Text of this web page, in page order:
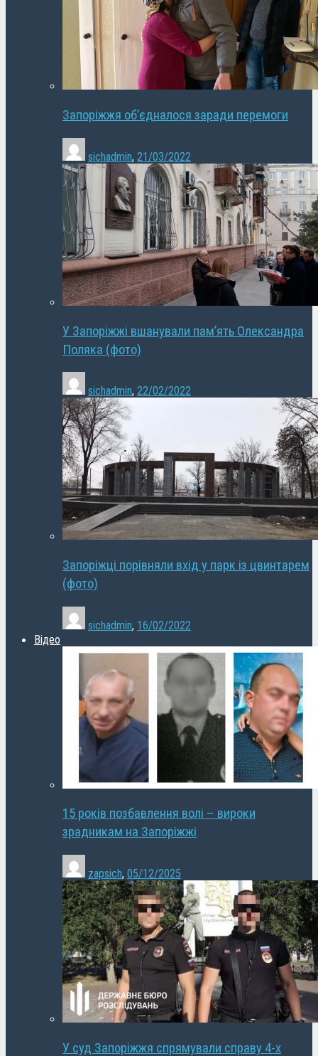
Запоріжжя об’єдналося заради перемоги
sichadmin, 21/03/2022
У Запоріжжі вшанували пам’ять Олександра
Поляка (фото)
sichadmin, 22/02/2022
Запоріжці порівняли вхід у парк із цвинтарем
(фото)
sichadmin, 16/02/2022
Відео
15 років позбавлення волі – вироки
зрадникам на Запоріжжі
zapsich, 05/12/2025
У суд Запоріжжя спрямували справу 4-х